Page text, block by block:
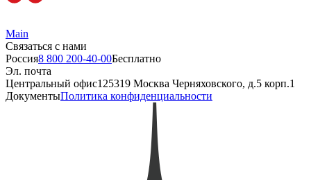
Main
Связаться с нами
Россия8 800 200-40-00Бесплатно
Эл. почта
Центральный офис125319 Москва Черняховского, д.5 корп.1
ДокументыПолитика конфиденциальности